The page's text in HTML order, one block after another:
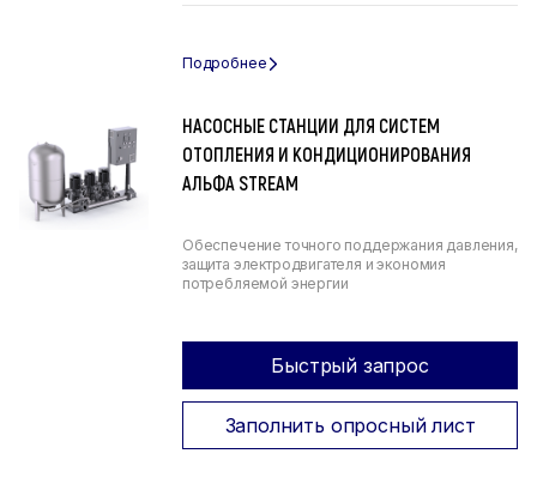
НАСОСНЫЕ СТАНЦИИ ДЛЯ СИСТЕМ
ОТОПЛЕНИЯ И КОНДИЦИОНИРОВАНИЯ
АЛЬФА STREAM
Обеспечение точного поддержания давления,
защита электродвигателя и экономия
потребляемой энергии
Быстрый запрос
Заполнить опросный лист